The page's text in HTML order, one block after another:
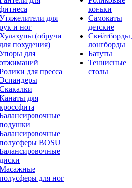
фитнеса
Утяжелители для
рук и ног
Хулахупы (обручи
для похудения)
Упоры для
отжиманий
Ролики для пресса
Эспандеры
Скакалки
Канаты для
кроссфита
Балансировочные
подушки
Балансировочные
полусферы BOSU
Балансировочные
диски
Масажные
полусферы для ног
коньки
Самокаты
детские
Скейтборды,
лонгборды
Батуты
Теннисные
столы